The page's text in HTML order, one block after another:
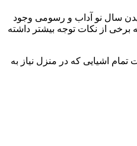
سال نو آداب و رسومی وجود
برخی از نکات توجه بیشتر داشته
تمام اشیایی که در منزل نیاز به